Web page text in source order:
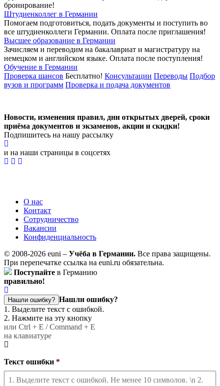
бронирование!
Штудиенколлег в Германии
Помогаем подготовиться, подать документы и поступить во
все штудиенколлеги Германии. Оплата после приглашения!
Высшее образование в Германии
Зачисляем и переводим на бакалавриат и магистратуру на
немецком и английском языке. Оплата после поступления!
Обучение в Германии
Проверка шансов Бесплатно! Консультации Переводы Подбор
вузов и программ Проверка и подача документов
Новости, изменения правил, дни открытых дверей, сроки
приёма документов и экзаменов, акции и скидки!
Подпишитесь на нашу рассылку
и на наши страницы в соцсетях
О нас
Контакт
Сотрудничество
Вакансии
Конфиденциальность
© 2008-2026 euni – Учёба в Германии. Все права защищены.
При перепечатке ссылка на euni.ru обязательна.
Поступайте в Германию
правильно!
Нашли ошибку? Нашли ошибку?
1. Выделите текст с ошибкой.
2. Нажмите на эту кнопку
или Ctrl + E / Command + E
на клавиатуре
Текст ошибки *